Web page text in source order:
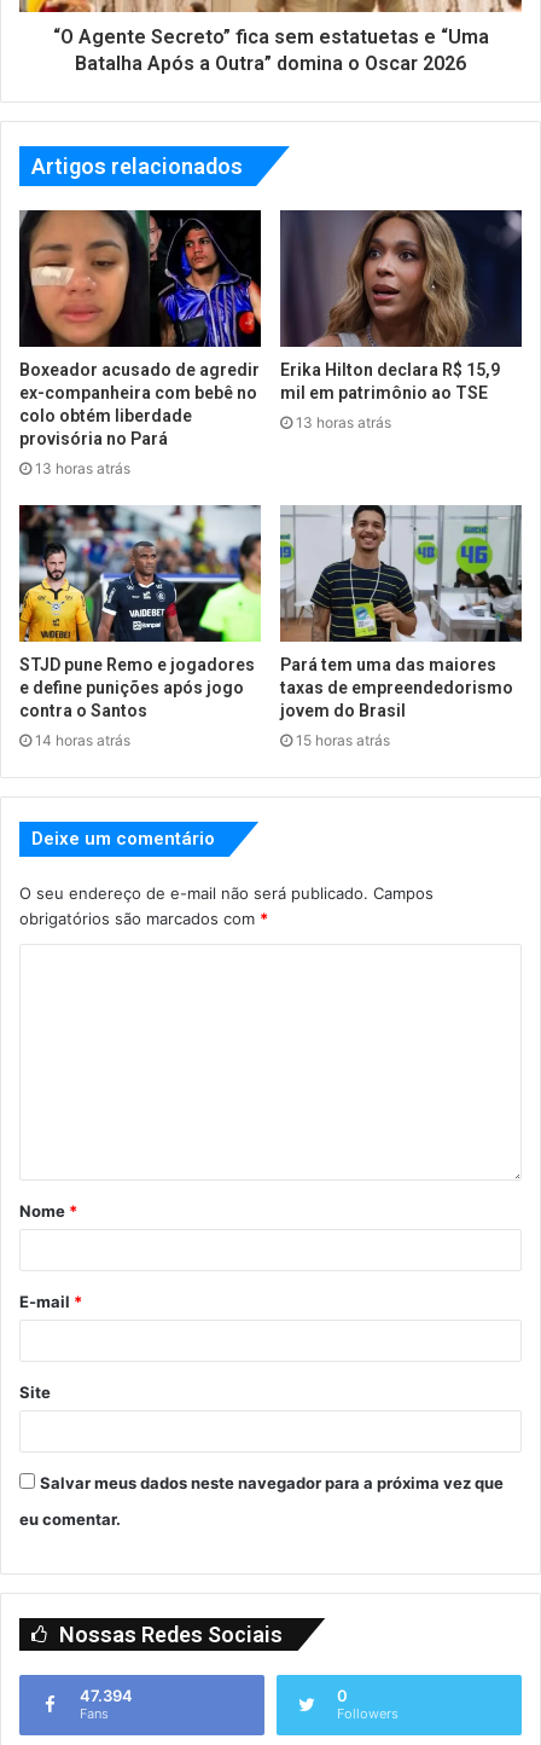
“O Agente Secreto” fica sem estatuetas e “Uma
Batalha Após a Outra” domina o Oscar 2026
Artigos relacionados
Boxeador acusado de agredir
ex-companheira com bebê no
colo obtém liberdade
provisória no Pará
13 horas atrás
Erika Hilton declara R$ 15,9
mil em patrimônio ao TSE
13 horas atrás
STJD pune Remo e jogadores
e define punições após jogo
contra o Santos
14 horas atrás
Pará tem uma das maiores
taxas de empreendedorismo
jovem do Brasil
15 horas atrás
Deixe um comentário
O seu endereço de e-mail não será publicado. Campos
obrigatórios são marcados com *
Nome *
E-mail *
Site
Salvar meus dados neste navegador para a próxima vez que
eu comentar.
Nossas Redes Sociais
47.394
Fans
0
Followers